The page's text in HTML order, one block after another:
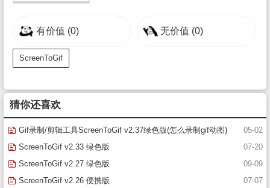
有价值 (0) 无价值 (0)
ScreenToGif
猜你还喜欢
05-02
Gif录制/剪辑工具ScreenToGif v2.37绿色版(怎么录制gif动图)
07-20
ScreenToGif v2.33 绿色版
09-09
ScreenToGif v2.27 绿色版
07-07
ScreenToGif v2.26 便携版